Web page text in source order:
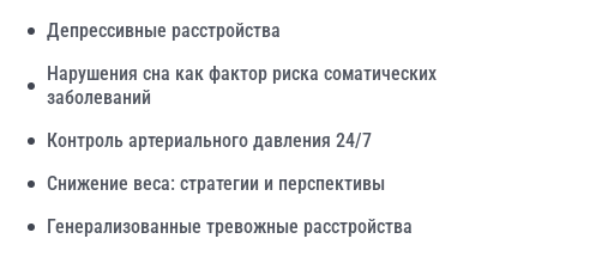
Депрессивные расстройства
Нарушения сна как фактор риска соматических
заболеваний
Контроль артериального давления 24/7
Снижение веса: стратегии и перспективы
Генерализованные тревожные расстройства